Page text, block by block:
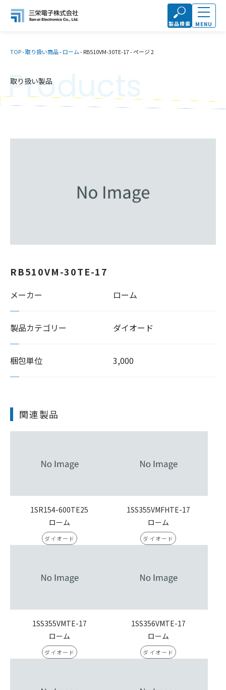
製品検索 MENU
TOP-取り扱い商品-ローム-RB510VM-30TE-17-ページ 2
取り扱い製品
Products
RB510VM-30TE-17
メーカー ローム
製品カテゴリー ダイオード
梱包単位 3,000
関連製品
1SR154-600TE25
ローム
ダイオード
1SS355VMFHTE-17
ローム
ダイオード
1SS355VMTE-17
ローム
ダイオード
1SS356VMTE-17
ローム
ダイオード